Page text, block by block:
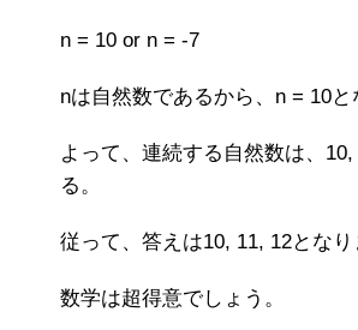
n = 10 or n = -7
nは自然数であるから、n = 10と
よって、連続する自然数は、
る。
従って、答えは10, 11, 12となり
数学は超得意でしょう。